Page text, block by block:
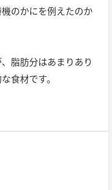
のかにを例えたのか
脂肪分はあまりあり
食材です。